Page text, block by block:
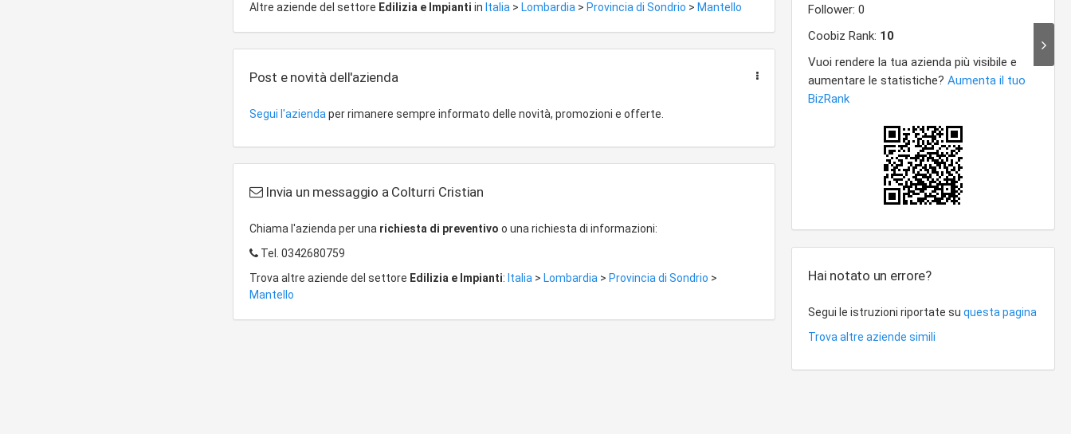
Altre aziende del settore Edilizia e Impianti in Italia > Lombardia > Provincia di Sondrio > Mantello
Post e novità dell'azienda
Segui l'azienda per rimanere sempre informato delle novità, promozioni e offerte.
Invia un messaggio a Colturri Cristian
Chiama l'azienda per una richiesta di preventivo o una richiesta di informazioni:
Tel. 0342680759
Trova altre aziende del settore Edilizia e Impianti: Italia > Lombardia > Provincia di Sondrio >
Mantello
Hai notato un errore?
Segui le istruzioni riportate suquesta pagina
Trova altre aziende simili